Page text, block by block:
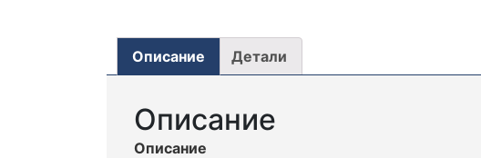
Описание Детали
Описание
Описание